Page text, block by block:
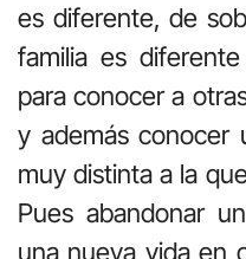
es diferente, de
familia es
para conocer a
y además conocer
muy distinta a la
Pues abandonar
una nueva vida en